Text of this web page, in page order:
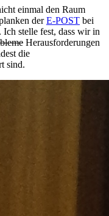
einmal den Raum
derE-POST bei
Ich stelle fest, dass wir in
Herausforderungen
die
sind.